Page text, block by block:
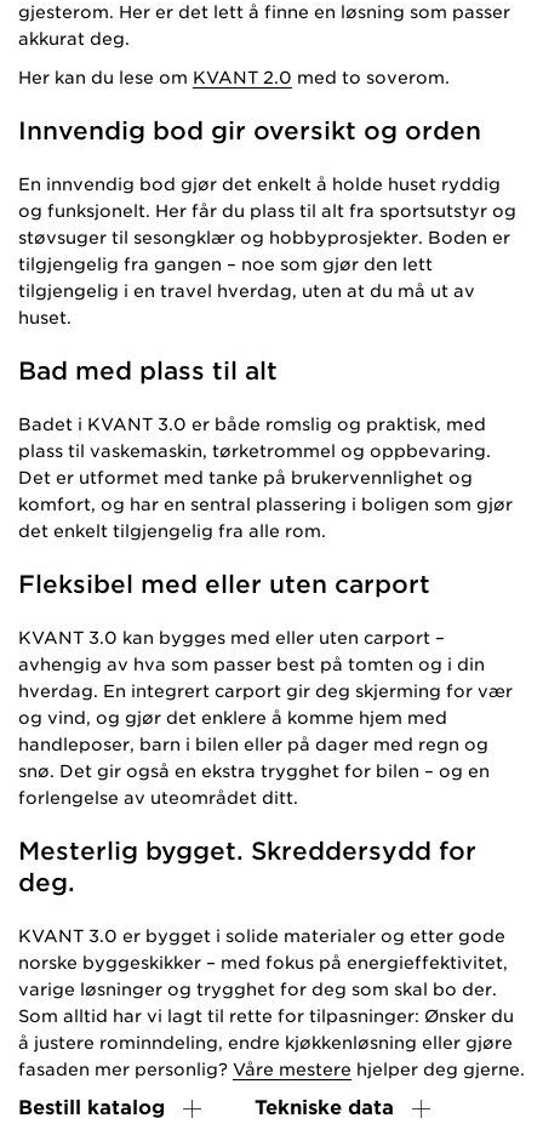
gjesterom. Her er det lett å finne en løsning som passer
akkurat deg.
Her kan du lese om KVANT 2.0 med to soverom.
Innvendig bod gir oversikt og orden
En innvendig bod gjør det enkelt å holde huset ryddig
og funksjonelt. Her får du plass til alt fra sportsutstyr og
støvsuger til sesongklær og hobbyprosjekter. Boden er
tilgjengelig fra gangen – noe som gjør den lett
tilgjengelig i en travel hverdag, uten at du må ut av
huset.
Bad med plass til alt
Badet i KVANT 3.0 er både romslig og praktisk, med
plass til vaskemaskin, tørketrommel og oppbevaring.
Det er utformet med tanke på brukervennlighet og
komfort, og har en sentral plassering i boligen som gjør
det enkelt tilgjengelig fra alle rom.
Fleksibel med eller uten carport
KVANT 3.0 kan bygges med eller uten carport –
avhengig av hva som passer best på tomten og i din
hverdag. En integrert carport gir deg skjerming for vær
og vind, og gjør det enklere å komme hjem med
handleposer, barn i bilen eller på dager med regn og
snø. Det gir også en ekstra trygghet for bilen – og en
forlengelse av uteområdet ditt.
Mesterlig bygget. Skreddersydd for
deg.
KVANT 3.0 er bygget i solide materialer og etter gode
norske byggeskikker – med fokus på energieffektivitet,
varige løsninger og trygghet for deg som skal bo der.
Som alltid har vi lagt til rette for tilpasninger: Ønsker du
å justere rominndeling, endre kjøkkenløsning eller gjøre
fasaden mer personlig? Våre mestere hjelper deg gjerne.
Bestill katalog Tekniske data